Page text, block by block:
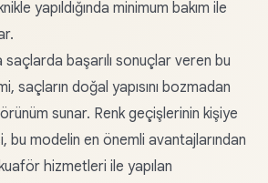
yapıldığında minimum bakım ile
saçlarda başarılı sonuçlar veren bu
saçların doğal yapısını bozmadan
sunar. Renk geçişlerinin kişiye
bu modelin en önemli avantajlarından
hizmetleri ile yapılan